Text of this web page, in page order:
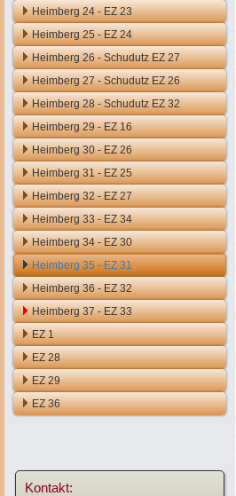
Heimberg 24 - EZ 23
Heimberg 25 - EZ 24
Heimberg 26 - Schudutz EZ 27
Heimberg 27 - Schudutz EZ 26
Heimberg 28 - Schudutz EZ 32
Heimberg 29 - EZ 16
Heimberg 30 - EZ 26
Heimberg 31 - EZ 25
Heimberg 32 - EZ 27
Heimberg 33 - EZ 34
Heimberg 34 - EZ 30
Heimberg 35 - EZ 31
Heimberg 36 - EZ 32
Heimberg 37 - EZ 33
EZ 1
EZ 28
EZ 29
EZ 36
Kontakt: